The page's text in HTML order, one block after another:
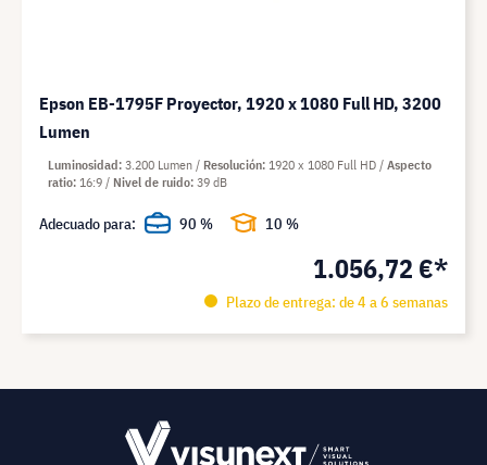
Epson EB-1795F Proyector, 1920 x 1080 Full HD, 3200
Lumen
1.056,72 €*
Plazo de entrega: de 4 a 6 semanas
Luminosidad 3.200 Lumen Resolución 1920 x 1080 Full HD
Aspecto
ratio 16:9 Nivel de ruido 39 dB
Adecuado para: 90 % 10 %